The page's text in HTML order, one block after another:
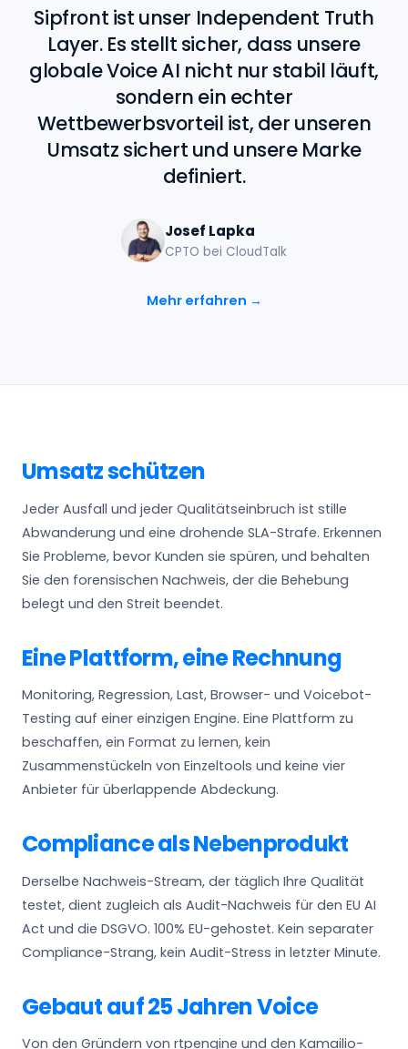
Sipfront ist unser Independent Truth
Layer. Es stellt sicher, dass unsere
globale Voice AI nicht nur stabil läuft,
sondern ein echter
Wettbewerbsvorteil ist, der unseren
Umsatz sichert und unsere Marke
definiert.
Josef Lapka
CPTO bei CloudTalk
Mehr erfahren →
Umsatz schützen
Jeder Ausfall und jeder Qualitätseinbruch ist stille
Abwanderung und eine drohende SLA-Strafe. Erkennen
Sie Probleme, bevor Kunden sie spüren, und behalten
Sie den forensischen Nachweis, der die Behebung
belegt und den Streit beendet.
Eine Plattform, eine Rechnung
Monitoring, Regression, Last, Browser- und Voicebot-
Testing auf einer einzigen Engine. Eine Plattform zu
beschaffen, ein Format zu lernen, kein
Zusammenstückeln von Einzeltools und keine vier
Anbieter für überlappende Abdeckung.
Compliance als Nebenprodukt
Derselbe Nachweis-Stream, der täglich Ihre Qualität
testet, dient zugleich als Audit-Nachweis für den EU AI
Act und die DSGVO. 100% EU-gehostet. Kein separater
Compliance-Strang, kein Audit-Stress in letzter Minute.
Gebaut auf 25 Jahren Voice
Von den Gründern von rtpengine und den Kamailio-